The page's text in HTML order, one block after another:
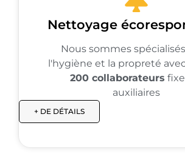
Nettoyage
Nous sommes
l'hygiène et la propreté
200 collaborateurs
auxiliaires
+ DE DÉTAILS